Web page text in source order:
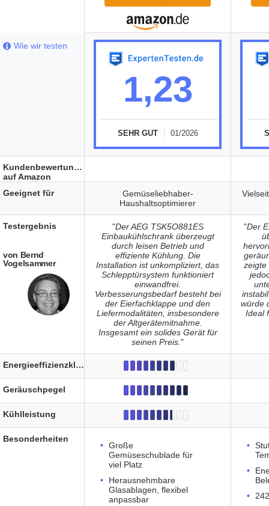
1,23
SEHR GUT 01/2026
Gemüseliebhaber-
Haushaltsoptimierer
"Der AEG TSK5O881ES
Einbaukühlschrank überzeugt
durch leisen Betrieb und
effiziente Kühlung. Die
Installation ist unkompliziert, das
Schlepptürsystem funktioniert
einwandfrei.
Verbesserungsbedarf besteht bei
der Eierfachklappe und den
Liefermodalitäten, insbesondere
der Altgerätemitnahme.
Insgesamt ein solides Gerät für
seinen Preis."
"Der
zeigte
würde
Ideal
Große
Gemüseschublade für
viel Platz
Herausnehmbare
Glasablagen, flexibel
anpassbar
Wie wir testen
Kundenbewertungen
auf Amazon
Geeignet für
Testergebnis
von Bernd
Vogelsammer
Energieeffizienzklasse
Geräuschpegel
Kühlleistung
Besonderheiten